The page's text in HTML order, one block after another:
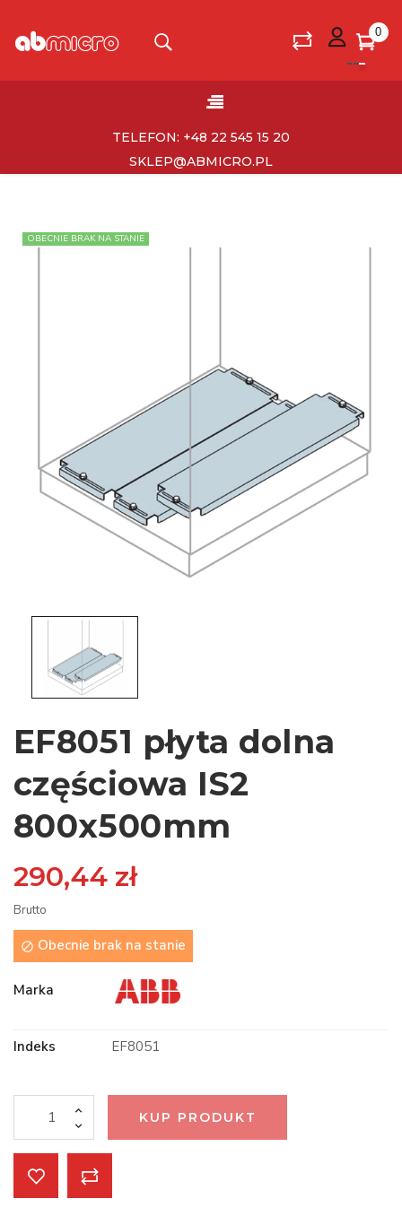
0
Toggle
☰
TELEFON: +48 22 545 15 20
SKLEP@ABMICRO.PL
OBECNIE BRAK NA STANIE
EF8051 płyta dolna
częściowa IS2
800x500mm
290,44 zł
Brutto
 Obecnie brak na stanie
Marka
Indeks EF8051
KUP PRODUKT